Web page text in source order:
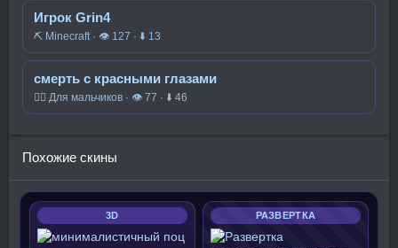
Игрок Grin4
⛏️ Minecraft · 👁 127 · ⬇ 13
смерть с красными глазами
🧍‍♂️ Для мальчиков · 👁 77 · ⬇ 46
Похожие скины
3D РАЗВЕРТКА